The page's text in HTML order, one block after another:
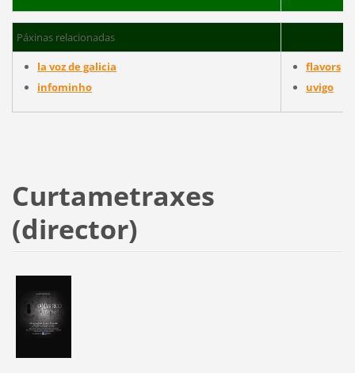
Páxinas relacionadas
la voz de galicia
infominho
flavors
uvigo
Curtametraxes
(director)